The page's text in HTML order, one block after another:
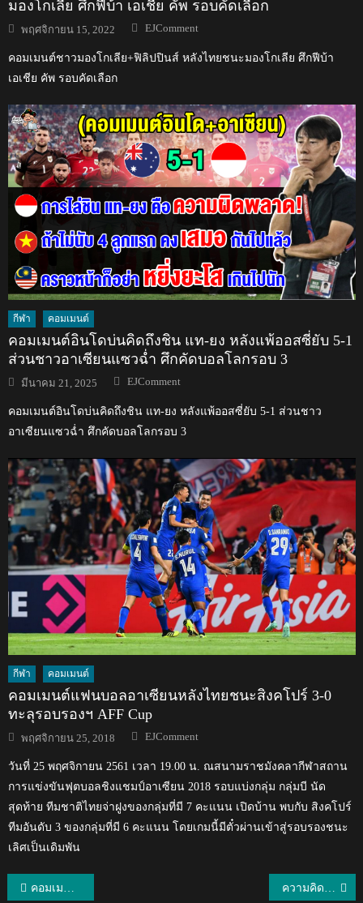
มองโกเลีย ศึกฟีบ้า เอเชีย คัพ รอบคัดเลือก
Posted
on
พฤศจิกายน 15, 2022 Author
EJComment
คอมเมนต์ชาวมองโกเลีย+ฟิลิปปินส์ หลังไทยชนะมองโกเลีย ศึกฟีบ้า
เอเชีย คัพ รอบคัดเลือก
กีฬา คอมเมนต์
คอมเมนต์อินโดบ่นคิดถึงชิน แท-ยง หลังแพ้ออสซี่ยับ 5-1
ส่วนชาวอาเซียนแซวฉ่ำ ศึกคัดบอลโลกรอบ 3
Posted
on
มีนาคม 21, 2025 Author
EJComment
คอมเมนต์อินโดบ่นคิดถึงชิน แท-ยง หลังแพ้ออสซี่ยับ 5-1 ส่วนชาว
อาเซียนแซวฉ่ำ ศึกคัดบอลโลกรอบ 3
กีฬา คอมเมนต์
คอมเมนต์แฟนบอลอาเซียนหลังไทยชนะสิงคโปร์ 3-0
ทะลุรอบรองฯ AFF Cup
Posted
on
พฤศจิกายน 25, 2018 Author
EJComment
วันที่ 25 พฤศจิกายน 2561 เวลา 19.00 น. ณสนามราชมังคลากีฬาสถาน
การแข่งขันฟุตบอลชิงแชมป์อาเซียน 2018 รอบแบ่งกลุ่ม กลุ่มบี นัด
สุดท้าย ทีมชาติไทยจ่าฝูงของกลุ่มที่มี 7 คะแนน เปิดบ้าน พบกับ สิงคโปร์
ทีมอันดับ 3 ของกลุ่มที่มี 6 คะแนน โดยเกมนี้มีตั๋วผ่านเข้าสู่รอบรองชนะ
เลิศเป็นเดิมพัน
แนะแนว
คอมเมนต์ชาวจีนและอินโดหลังจากบาส-ปอป้อโค่นมือหนึ่งของโลก